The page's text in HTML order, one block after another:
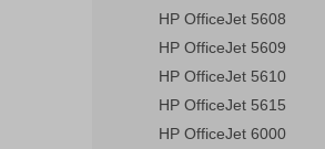
HP OfficeJet 5608
HP OfficeJet 5609
HP OfficeJet 5610
HP OfficeJet 5615
HP OfficeJet 6000